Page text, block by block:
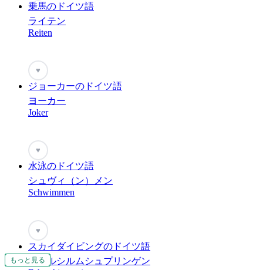
もっと見る
もっと見る
もっと見る
もっと見る
もっと見る
もっと見る
もっと見る
もっと見る
乗馬のドイツ語
ライテン
Reiten
♥
ジョーカーのドイツ語
ヨーカー
Joker
もっと見る
♥
水泳のドイツ語
シュヴィ（ン）メン
Schwimmen
♥
スカイダイビングのドイツ語
ファルシルムシュプリンゲン
もっと見る
もっと見る
もっと見る
もっと見る
もっと見る
もっと見る